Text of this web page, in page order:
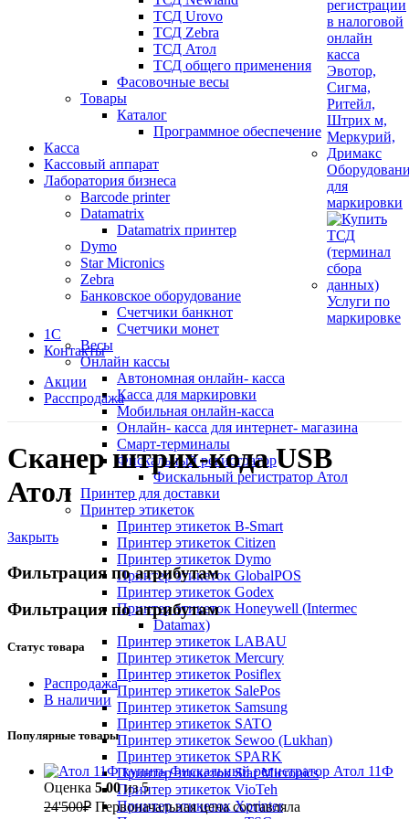
ТСД Urovo
ТСД Zebra
ТСД Атол
ТСД общего применения
Фасовочные весы
Товары
Каталог
Программное обеспечение
Касса
Кассовый аппарат
Лаборатория бизнеса
Barcode printer
Datamatrix
Datamatrix принтер
Dymo
Star Micronics
Zebra
Банковское оборудование
Счетчики банкнот
Счетчики монет
Весы
Онлайн кассы
Автономная онлайн- касса
Касса для маркировки
Мобильная онлайн-касса
Онлайн- касса для интернет- магазина
Смарт-терминалы
Фискальный регистратор
Фискальный регистратор Атол
Принтер для доставки
Принтер этикеток
Принтер этикеток B-Smart
Принтер этикеток Citizen
Принтер этикеток Dymo
Принтер этикеток GlobalPOS
Принтер этикеток Godex
Принтер этикеток Honeywell (Intermec
Datamax)
Принтер этикеток LABAU
Принтер этикеток Mercury
Принтер этикеток Posiflex
Принтер этикеток SalePos
Принтер этикеток Samsung
Принтер этикеток SATO
Принтер этикеток Sewoo (Lukhan)
Принтер этикеток SPARK
Принтер этикеток Star Micronics
Принтер этикеток VioTeh
Принтер этикеток Xprinter
для
маркировки
Услуги по
маркировке
1С
Контакты
Акции
Расспродажа
Сканер штрих-кода USB
Атол
Закрыть
Фильтрация по атрибутам
Фильтрация по атрибутам
Статус товара
Распродажа
В наличии
Популярные товары
Фискальный регистратор Атол 11Ф
Оценка 5.00из 5
24'500₽ Первоначальная цена составляла